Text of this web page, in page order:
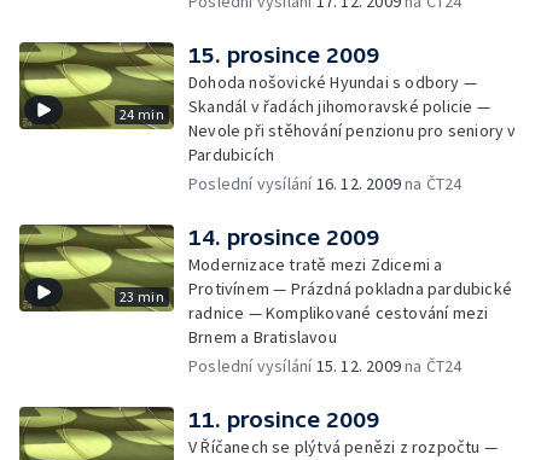
24 min
15. prosince 2009
Dohoda nošovické Hyundai s odbory —
Skandál v řadách jihomoravské policie —
Nevole při stěhování penzionu pro seniory v
Pardubicích
Poslední vysílání16. 12. 2009na ČT24
23 min
14. prosince 2009
Modernizace tratě mezi Zdicemi a
Protivínem — Prázdná pokladna pardubické
radnice — Komplikované cestování mezi
Brnem a Bratislavou
Poslední vysílání15. 12. 2009na ČT24
11. prosince 2009
V Říčanech se plýtvá penězi z rozpočtu —